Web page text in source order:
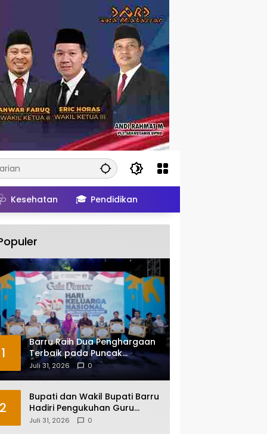
Kesehatan 🎓 Pendidikan
1
Barru Raih Dua Penghargaan
Terbaik pada Puncak
Harganas ke-33 Tingkat
Sulawesi Selatan
Juli 31, 2026 0
2
Bupati dan Wakil Bupati Barru
Hadiri Pengukuhan Guru
Besar UNM, Apresiasi Capaian
Juli 31, 2026 0